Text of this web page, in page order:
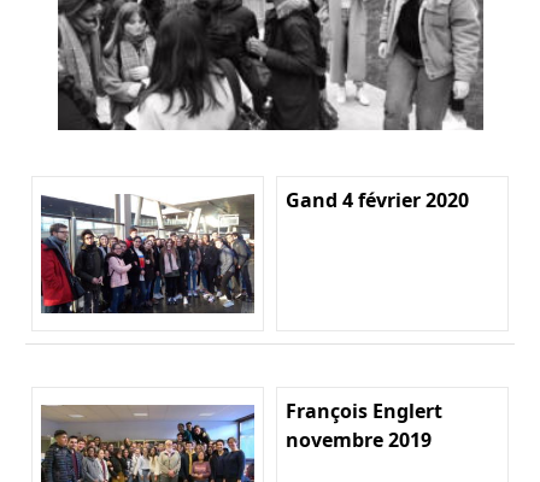
Gand 4 février 2020
François Englert
novembre 2019